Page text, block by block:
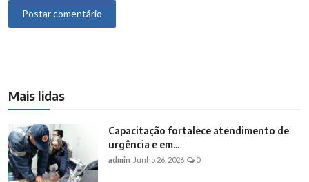
Postar comentário
Mais lidas
Capacitação fortalece atendimento de
urgência e em...
admin Junho 26, 2026 0